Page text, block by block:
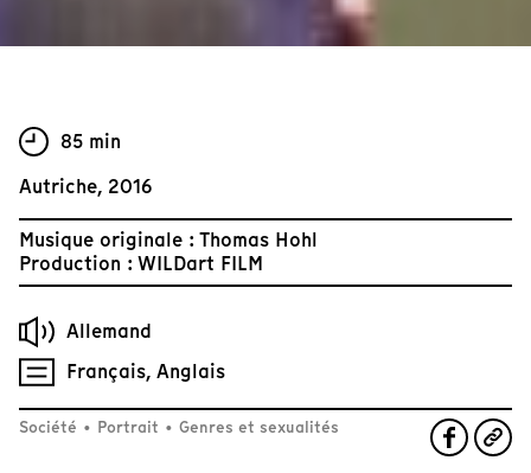
85 min
Autriche, 2016
Musique originale : Thomas Hohl
Production : WILDart FILM
Allemand
Français, Anglais
Société • Portrait • Genres et sexualités